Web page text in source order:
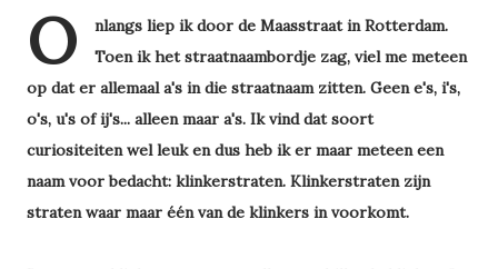
O
nlangs liep ik door de Maasstraat in Rotterdam.
Toen ik het straatnaambordje zag, viel me meteen
op dat er allemaal a's in die straatnaam zitten. Geen e's, i's,
o's, u's of ij's... alleen maar a's. Ik vind dat soort
curiositeiten wel leuk en dus heb ik er maar meteen een
naam voor bedacht: klinkerstraten. Klinkerstraten zijn
straten waar maar één van de klinkers in voorkomt.